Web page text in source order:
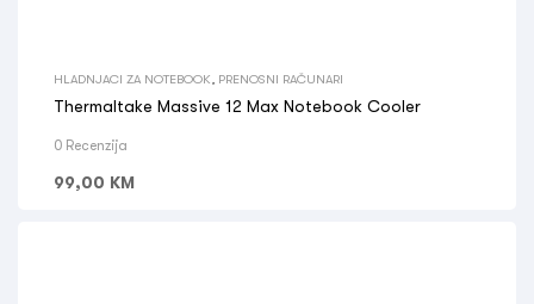
HLADNJACI ZA NOTEBOOK PRENOSNI RAČUNARI
Thermaltake Massive 12 Max Notebook Cooler
0 Recenzija
99,00 KM